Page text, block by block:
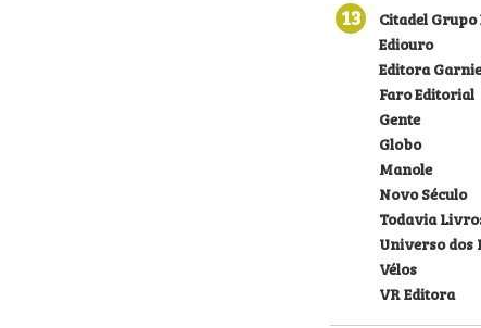
13
Citadel
Ediouro
Editora
Faro Editorial
Gente
Globo
Manole
Novo Século
Todavia
Universo dos
Vélos
VR Editora